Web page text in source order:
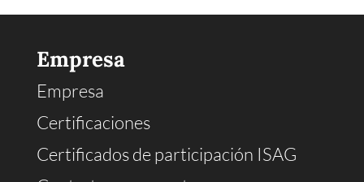
Empresa
Empresa
Certificaciones
Certificados de participación ISAG